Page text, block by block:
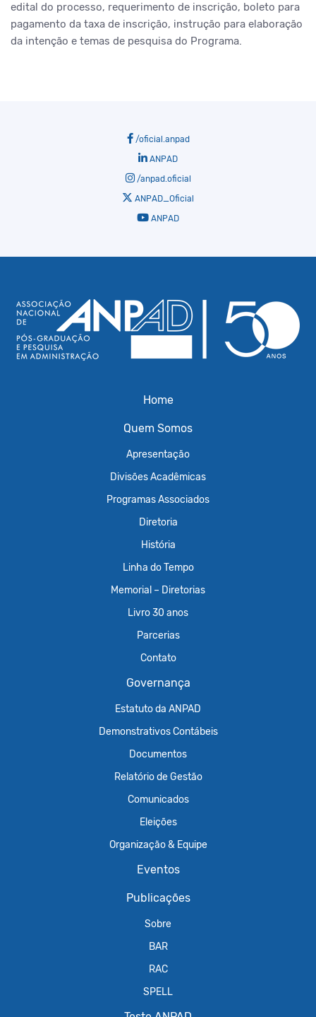
edital do processo, requerimento de inscrição, boleto para
pagamento da taxa de inscrição, instrução para elaboração
da intenção e temas de pesquisa do Programa.
/oficial.anpad
ANPAD
/anpad.oficial
ANPAD_Oficial
ANPAD
Home
Quem Somos
Apresentação
Divisões Acadêmicas
Programas Associados
Diretoria
História
Linha do Tempo
Memorial – Diretorias
Livro 30 anos
Parcerias
Contato
Governança
Estatuto da ANPAD
Demonstrativos Contábeis
Documentos
Relatório de Gestão
Comunicados
Eleições
Organização & Equipe
Eventos
Publicações
Sobre
BAR
RAC
SPELL